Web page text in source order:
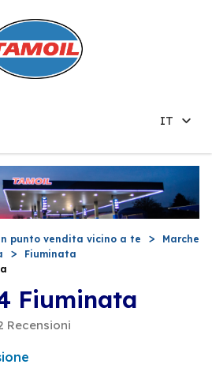
IT
punto vendita vicino a te
Marche
Fiuminata
Fiuminata
Recensioni